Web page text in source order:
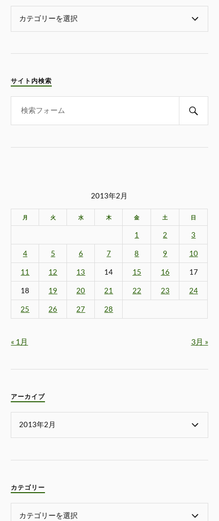
サイト内検索
2013年2月
月 火 水 木 金 土 日
1 2 3
4 5 6 7 8 9 10
11 12 13 14 15 16 17
18 19 20 21 22 23 24
25 26 27 28
« 1月 3月 »
アーカイブ
カテゴリー